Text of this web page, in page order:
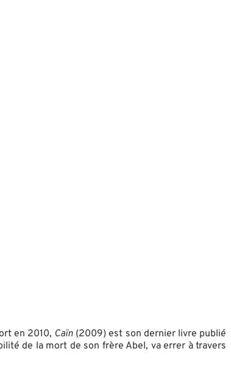
en 2010, Caïn (2009) est son dernier livre publié
de la mort de son frère Abel, va errer à travers